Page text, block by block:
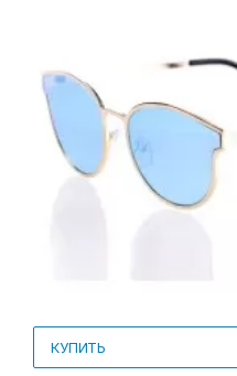
КУПИТЬ